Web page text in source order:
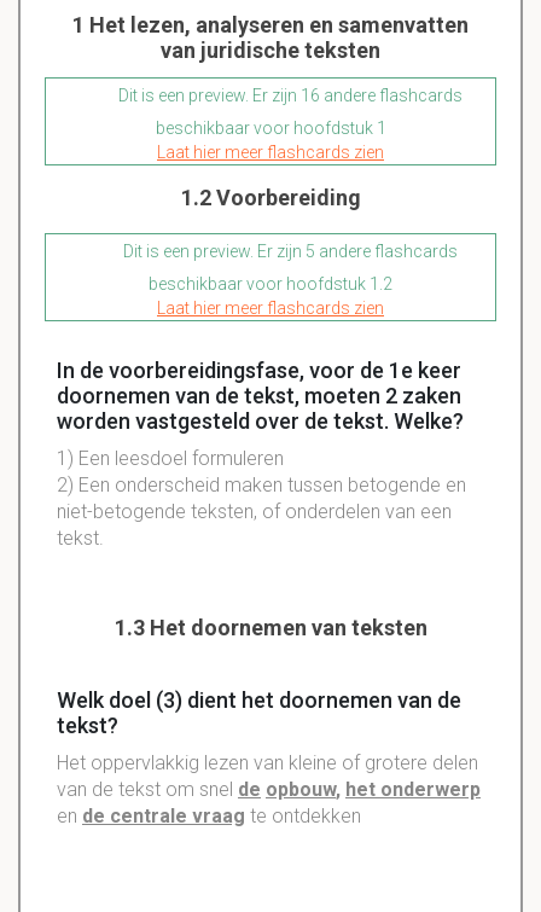
1 Het lezen, analyseren en samenvatten
van juridische teksten
Dit is een preview. Er zijn 16 andere flashcards
beschikbaar voor hoofdstuk 1
Laat hier meer flashcards zien
1.2 Voorbereiding
Dit is een preview. Er zijn 5 andere flashcards
beschikbaar voor hoofdstuk 1.2
Laat hier meer flashcards zien
In de voorbereidingsfase, voor de 1e keer
doornemen van de tekst, moeten 2 zaken
worden vastgesteld over de tekst. Welke?
1) Een leesdoel formuleren
2) Een onderscheid maken tussen betogende en
niet-betogende teksten, of onderdelen van een
tekst.
1.3 Het doornemen van teksten
Welk doel (3) dient het doornemen van de
tekst?
Het oppervlakkig lezen van kleine of grotere delen
van de tekst om snel de opbouw, het onderwerp
en de centrale vraag te ontdekken